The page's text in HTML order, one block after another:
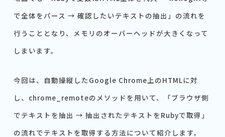
で全体をパース → 確認したいテキストの抽出」の流れを
行うこととなり、メモリのオーバーヘッドが大きくなって
しまいます。
今回は、自動操縦したGoogle Chrome上のHTMLに対
し、chrome_remoteのメソッドを用いて、「ブラウザ側
でテキストを抽出 → 抽出されたテキストをRubyで取得」
の流れでテキストを取得する方法について紹介します。